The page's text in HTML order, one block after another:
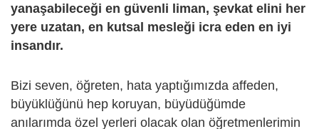
yanaşabileceği en güvenli liman, şevkat elini her
yere uzatan, en kutsal mesleği icra eden en iyi
insandır.
Bizi seven, öğreten, hata yaptığımızda affeden,
büyüklüğünü hep koruyan, büyüdüğümde
anılarımda özel yerleri olacak olan öğretmenlerimin